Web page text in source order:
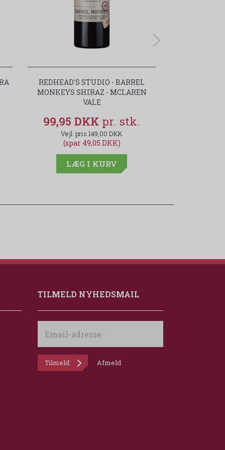
REDHEAD'S STUDIO - BARREL
MONKEYS SHIRAZ - MCLAREN
VALE
99,95 DKK
149,00 DKK
(spar 49,05 DKK)
LÆG I KURV
TILMELD NYHEDSMAIL
adresse
Tilmeld Afmeld